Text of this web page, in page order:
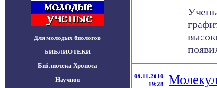
Для молодых биологов
БИБЛИОТЕКИ
Библиотека Хроноса
Научпоп
09.11.2010
19:28